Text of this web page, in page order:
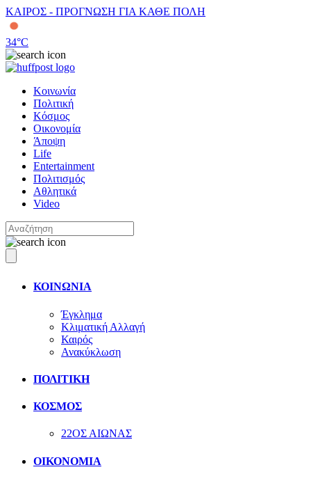
ΚΑΙΡΟΣ - ΠΡΟΓΝΩΣΗ ΓΙΑ ΚΑΘΕ ΠΟΛΗ
34°C
Κοινωνία
Πολιτική
Κόσμος
Οικονομία
Άποψη
Life
Entertainment
Πολιτισμός
Αθλητικά
Video
ΚΟΙΝΩΝΙΑ
Έγκλημα
Κλιματική Αλλαγή
Καιρός
Ανακύκλωση
ΠΟΛΙΤΙΚΗ
ΚΟΣΜΟΣ
22ΟΣ ΑΙΩΝΑΣ
ΟΙΚΟΝΟΜΙΑ